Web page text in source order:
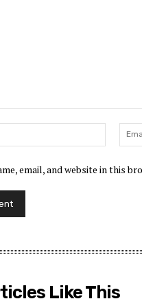
Name:*
email, and website in this
Like This